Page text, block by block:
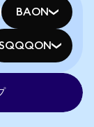
BAON